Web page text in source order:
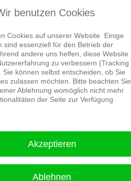
benutzen Cookies
Cookies auf unserer Website. Einige
sind essenziell für den Betrieb der
andere uns helfen, diese Website
zu verbessern (Tracking
Sie können selbst entscheiden, ob Sie
zulassen möchten. Bitte beachten Sie,
Ablehnung womöglich nicht mehr
der Seite zur Verfügung
Akzeptieren
Ablehnen